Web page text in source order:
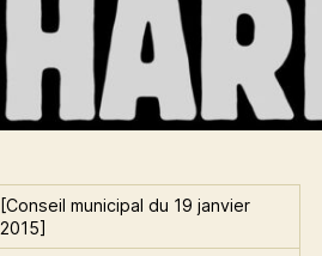
[Conseil municipal du 19 janvier
2015]